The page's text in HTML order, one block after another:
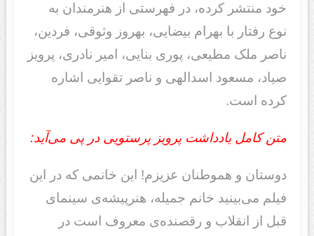
خود منتشر کرده، در فهرستی از هنرمندان به
نوع رفتار با بهرام بیضایی، بهروز وثوقی، فردین،
ناصر ملک مطیعی، پوری بنایی، امیر نادری، پرویز
صیاد، مسعود اسدالهی و ناصر تقوایی اشاره
کرده است.
متن کامل یادداشت پرویز پرستوییدر پی می‌آید:
دوستان و هموطنان عزیزم! این خانمی که در این
فیلم می‌بینید خانم جمیله، هنرپیشه‌ی سینمای
قبل از انقلاب و رقصنده‌ی معروف است در